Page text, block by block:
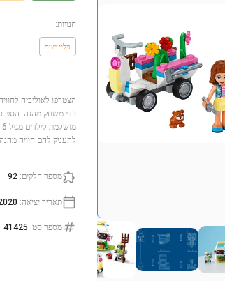
חנויות:
פליי שופ
להעניק להם חוויה
מספר חלקים:
92
תאריך יציאה:
מספר סט:
41425